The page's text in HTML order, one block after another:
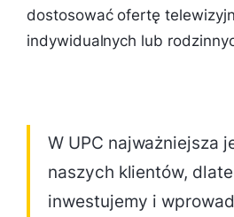
dostosować ofertę
indywidualnych lub
W UPC najważniejsza
naszych klientów,
inwestujemy i